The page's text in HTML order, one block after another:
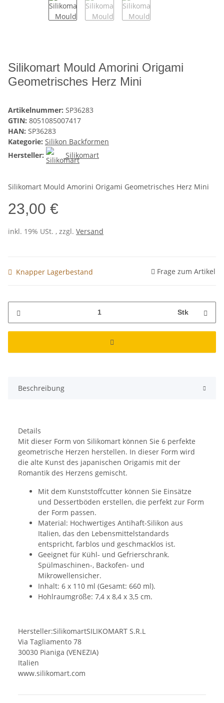
Silikomart Mould Amorini Origami
Geometrisches Herz Mini
Artikelnummer: SP36283
GTIN: 8051085007417
HAN: SP36283
Kategorie: Silikon Backformen
Hersteller:
Silikomart
Silikomart Mould Amorini Origami Geometrisches Herz Mini
23,00 €
inkl. 19% USt. , zzgl. Versand
Knapper Lagerbestand Frage zum Artikel
Stk
Beschreibung
Details
Mit dieser Form von Silikomart können Sie 6 perfekte
geometrische Herzen herstellen. In dieser Form wird
die alte Kunst des japanischen Origamis mit der
Romantik des Herzens gemischt.
Mit dem Kunststoffcutter können Sie Einsätze
und Dessertböden erstellen, die perfekt zur Form
der Form passen.
Material: Hochwertiges Antihaft-Silikon aus
Italien, das den Lebensmittelstandards
entspricht, farblos und geschmacklos ist.
Geeignet für Kühl- und Gefrierschrank.
Spülmaschinen-, Backofen- und
Mikrowellensicher.
Inhalt: 6 x 110 ml (Gesamt: 660 ml).
Hohlraumgröße: 7,4 x 8,4 x 3,5 cm.
Hersteller:SilikomartSILIKOMART S.R.L
Via Tagliamento 78
30030 Pianiga (VENEZIA)
Italien
www.silikomart.com